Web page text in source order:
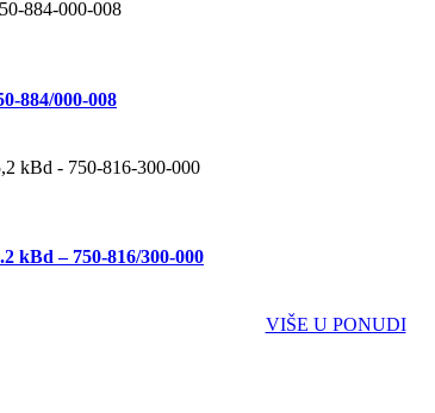
884/000-008
kBd – 750-816/300-000
VIŠE U PONUDI